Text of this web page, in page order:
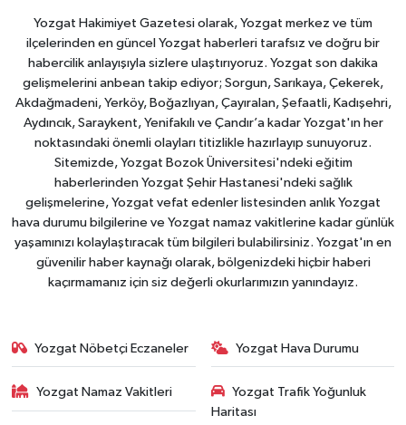
Yozgat Hakimiyet Gazetesi olarak, Yozgat merkez ve tüm
ilçelerinden en güncel Yozgat haberleri tarafsız ve doğru bir
habercilik anlayışıyla sizlere ulaştırıyoruz. Yozgat son dakika
gelişmelerini anbean takip ediyor; Sorgun, Sarıkaya, Çekerek,
Akdağmadeni, Yerköy, Boğazlıyan, Çayıralan, Şefaatli, Kadışehri,
Aydıncık, Saraykent, Yenifakılı ve Çandır’a kadar Yozgat'ın her
noktasındaki önemli olayları titizlikle hazırlayıp sunuyoruz.
Sitemizde, Yozgat Bozok Üniversitesi'ndeki eğitim
haberlerinden Yozgat Şehir Hastanesi'ndeki sağlık
gelişmelerine, Yozgat vefat edenler listesinden anlık Yozgat
hava durumu bilgilerine ve Yozgat namaz vakitlerine kadar günlük
yaşamınızı kolaylaştıracak tüm bilgileri bulabilirsiniz. Yozgat'ın en
güvenilir haber kaynağı olarak, bölgenizdeki hiçbir haberi
kaçırmamanız için siz değerli okurlarımızın yanındayız.
Yozgat Nöbetçi Eczaneler Yozgat Hava Durumu
Yozgat Namaz Vakitleri
Yozgat Trafik Yoğunluk
Haritası